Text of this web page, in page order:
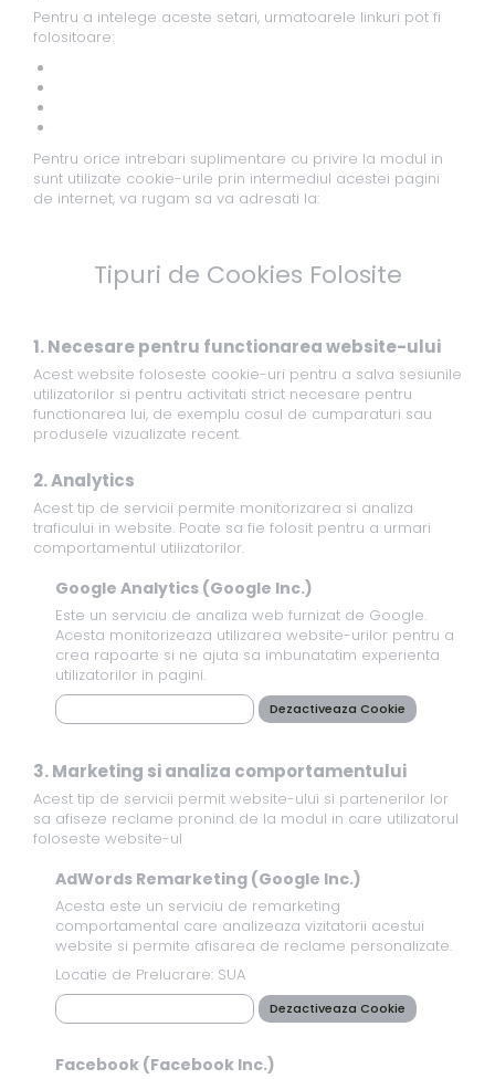
Pentru a intelege aceste setari, urmatoarele linkuri pot fi
folositoare:
Pentru orice intrebari suplimentare cu privire la modul in
sunt utilizate cookie-urile prin intermediul acestei pagini
de internet, va rugam sa va adresati la:
Tipuri de Cookies Folosite
1. Necesare pentru functionarea website-ului
Acest website foloseste cookie-uri pentru a salva sesiunile
utilizatorilor si pentru activitati strict necesare pentru
functionarea lui, de exemplu cosul de cumparaturi sau
produsele vizualizate recent.
2. Analytics
Acest tip de servicii permite monitorizarea si analiza
traficului in website. Poate sa fie folosit pentru a urmari
comportamentul utilizatorilor.
Google Analytics (Google Inc.)
Este un serviciu de analiza web furnizat de Google.
Acesta monitorizeaza utilizarea website-urilor pentru a
crea rapoarte si ne ajuta sa imbunatatim experienta
utilizatorilor in pagini.
Dezactiveaza Cookie
3. Marketing si analiza comportamentului
Acest tip de servicii permit website-ului si partenerilor lor
sa afiseze reclame pronind de la modul in care utilizatorul
foloseste website-ul
AdWords Remarketing (Google Inc.)
Acesta este un serviciu de remarketing
comportamental care analizeaza vizitatorii acestui
website si permite afisarea de reclame personalizate.
Locatie de Prelucrare: SUA
Dezactiveaza Cookie
Facebook (Facebook Inc.)